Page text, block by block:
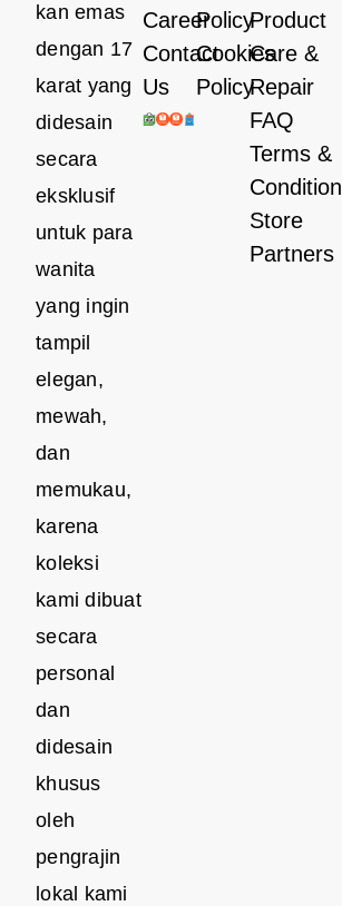
kan emas
dengan 17
karat yang
didesain
secara
eksklusif
untuk para
wanita
yang ingin
tampil
elegan,
mewah,
dan
memukau,
karena
koleksi
kami dibuat
secara
personal
dan
didesain
khusus
oleh
pengrajin
lokal kami
Career
Contact
Us
Policy
Cookies
Policy
Product
Care &
Repair
FAQ
Terms &
Condition
Store
Partners